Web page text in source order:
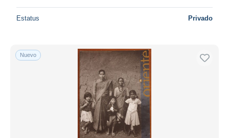
Estatus Privado
Nuevo